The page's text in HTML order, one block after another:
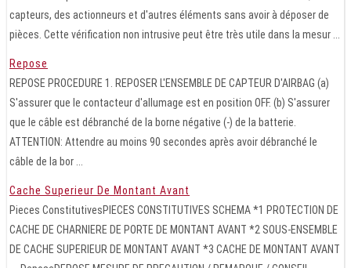
capteurs, des actionneurs et d'autres éléments sans avoir à déposer de
pièces. Cette vérification non intrusive peut être très utile dans la mesur ...
Repose
REPOSE PROCEDURE 1. REPOSER L'ENSEMBLE DE CAPTEUR D'AIRBAG (a)
S'assurer que le contacteur d'allumage est en position OFF. (b) S'assurer
que le câble est débranché de la borne négative (-) de la batterie.
ATTENTION: Attendre au moins 90 secondes après avoir débranché le
câble de la bor ...
Cache Superieur De Montant Avant
Pieces ConstitutivesPIECES CONSTITUTIVES SCHEMA *1 PROTECTION DE
CACHE DE CHARNIERE DE PORTE DE MONTANT AVANT *2 SOUS-ENSEMBLE
DE CACHE SUPERIEUR DE MONTANT AVANT *3 CACHE DE MONTANT AVANT